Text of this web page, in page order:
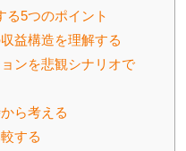
る5つのポイント
益構造を理解する
ンを悲観シナリオで
ら考える
する